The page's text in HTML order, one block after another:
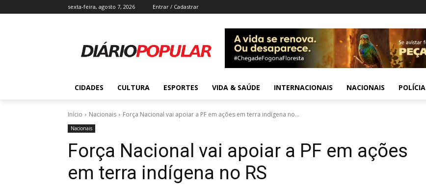
sexta-feira, agosto 7, 2026 Entrar / Cadastrar
CIDADES CULTURA ESPORTES VIDA & SAÚDE INTERNACIONAIS NACIONAIS POLÍCIA
Início Nacionais Força Nacional vai apoiar a PF em ações em terra indígena no...
Nacionais
Força Nacional vai apoiar a PF em ações
em terra indígena no RS